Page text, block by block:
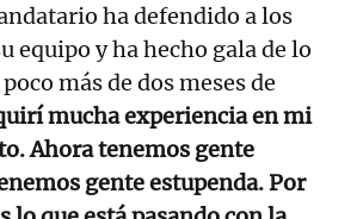
ha defendido a los
equipo y ha hecho gala de lo
más de dos meses de
mucha experiencia en mi
Ahora tenemos gente
gente estupenda. Por